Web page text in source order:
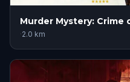
Murder Mystery: Crime
·2.0 km